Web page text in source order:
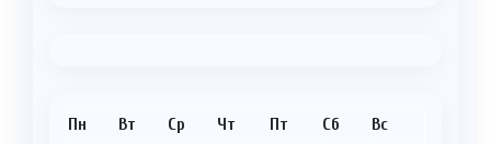
Пн Вт Ср Чт Пт Сб Вс